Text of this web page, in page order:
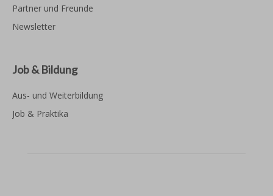
Partner und Freunde
Newsletter
Job & Bildung
Aus- und Weiterbildung
Job & Praktika